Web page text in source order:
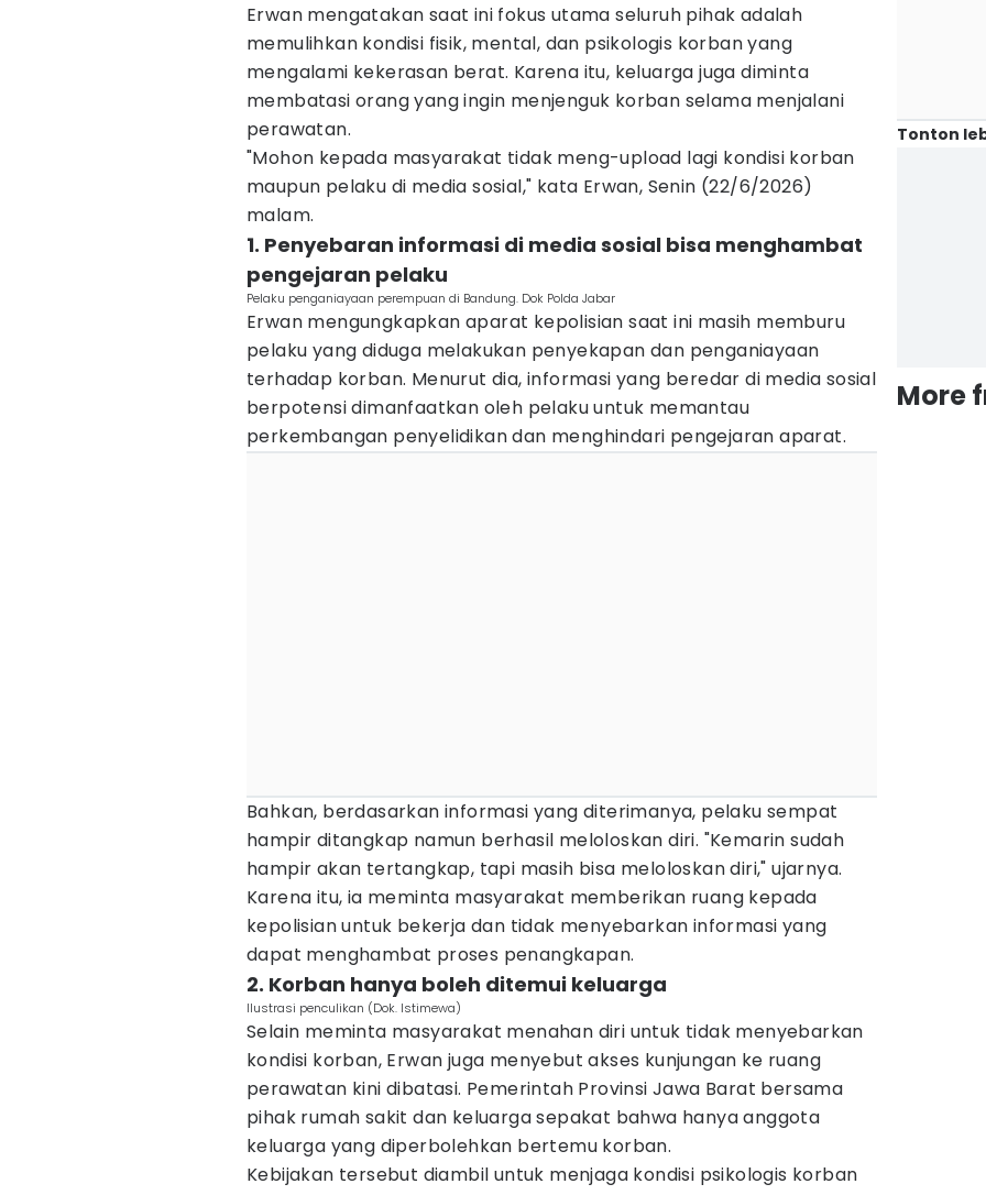
Erwan mengatakan saat ini fokus utama seluruh pihak adalah
memulihkan kondisi fisik, mental, dan psikologis korban yang
mengalami kekerasan berat. Karena itu, keluarga juga diminta
membatasi orang yang ingin menjenguk korban selama menjalani
perawatan.
"Mohon kepada masyarakat tidak meng-upload lagi kondisi korban
maupun pelaku di media sosial," kata Erwan, Senin (22/6/2026)
malam.
1. Penyebaran informasi di media sosial bisa menghambat
pengejaran pelaku
Pelaku penganiayaan perempuan di Bandung. Dok Polda Jabar
Erwan mengungkapkan aparat kepolisian saat ini masih memburu
pelaku yang diduga melakukan penyekapan dan penganiayaan
terhadap korban. Menurut dia, informasi yang beredar di media sosial
berpotensi dimanfaatkan oleh pelaku untuk memantau
perkembangan penyelidikan dan menghindari pengejaran aparat.
Bahkan, berdasarkan informasi yang diterimanya, pelaku sempat
hampir ditangkap namun berhasil meloloskan diri. "Kemarin sudah
hampir akan tertangkap, tapi masih bisa meloloskan diri," ujarnya.
Karena itu, ia meminta masyarakat memberikan ruang kepada
kepolisian untuk bekerja dan tidak menyebarkan informasi yang
dapat menghambat proses penangkapan.
2. Korban hanya boleh ditemui keluarga
Ilustrasi penculikan (Dok. Istimewa)
Selain meminta masyarakat menahan diri untuk tidak menyebarkan
kondisi korban, Erwan juga menyebut akses kunjungan ke ruang
perawatan kini dibatasi. Pemerintah Provinsi Jawa Barat bersama
pihak rumah sakit dan keluarga sepakat bahwa hanya anggota
keluarga yang diperbolehkan bertemu korban.
Kebijakan tersebut diambil untuk menjaga kondisi psikologis korban
Tonton
More